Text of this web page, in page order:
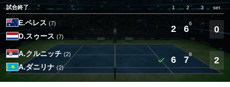
試合終了
1 2 3 set
E.ペレス (7)
D.スゥース (7)
2 6
6
0
A.クルニッチ (2)
A.ダニリナ (2)
6 7
8
2